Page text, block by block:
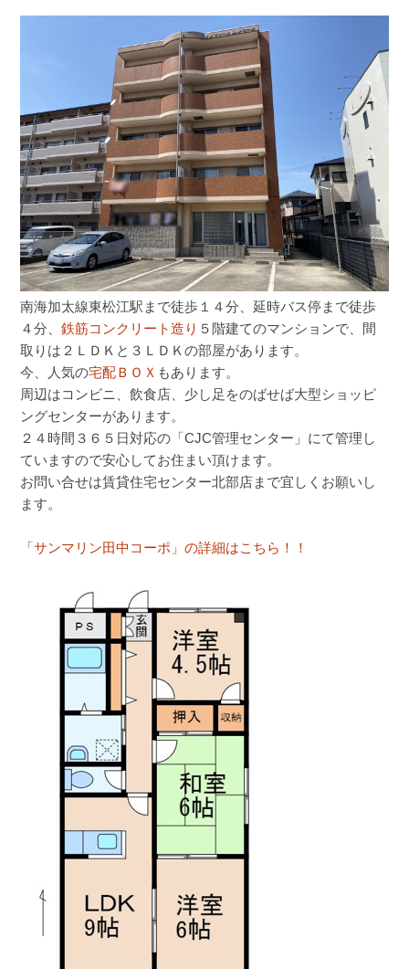
南海加太線東松江駅まで徒歩１４分、延時バス停まで徒歩
４分、鉄筋コンクリート造り ５階建てのマンションで、間
取りは２ＬＤＫと３ＬＤＫの部屋があります。
今、人気の宅配ＢＯＸ もあります。
周辺はコンビニ、飲食店、少し足をのばせば大型ショッピ
ングセンターがあります。
２４時間３６５日対応の「CJC管理センター」にて管理し
ていますので安心してお住まい頂けます。
お問い合せは賃貸住宅センター北部店まで宜しくお願いし
ます。
「サンマリン田中コーポ」の詳細はこちら！！